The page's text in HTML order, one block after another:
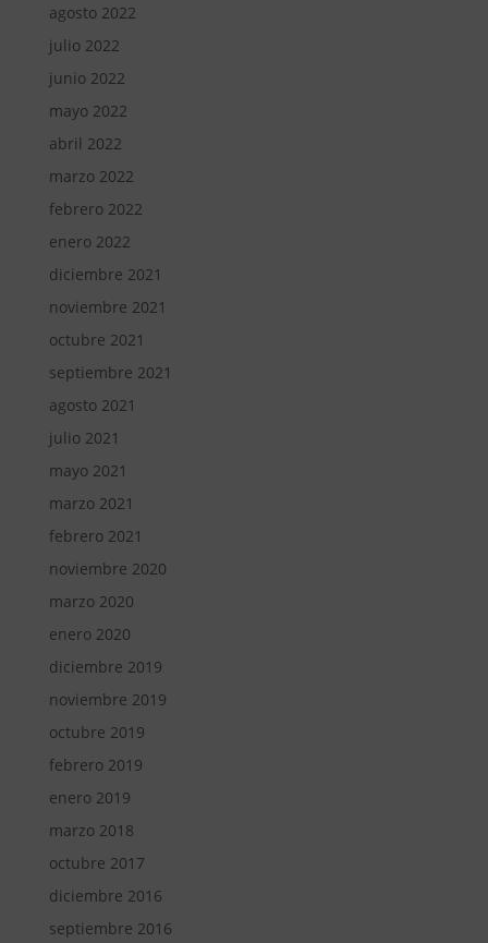
agosto 2022
julio 2022
junio 2022
mayo 2022
abril 2022
marzo 2022
febrero 2022
enero 2022
diciembre 2021
noviembre 2021
octubre 2021
septiembre 2021
agosto 2021
julio 2021
mayo 2021
marzo 2021
febrero 2021
noviembre 2020
marzo 2020
enero 2020
diciembre 2019
noviembre 2019
octubre 2019
febrero 2019
enero 2019
marzo 2018
octubre 2017
diciembre 2016
septiembre 2016